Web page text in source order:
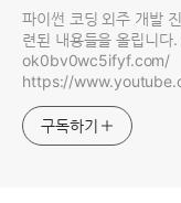
파이썬 코딩 외주 개발
련된 내용들을 올립니
ok0bv0wc5ifyf.com/
https://
구독하기